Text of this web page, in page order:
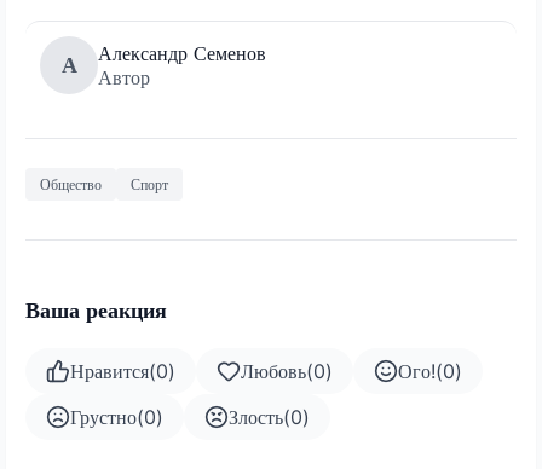
А
Александр Семенов
Автор
Общество Спорт
Ваша реакция
Нравится(0) Любовь(0) Ого!(0)
Грустно(0) Злость(0)